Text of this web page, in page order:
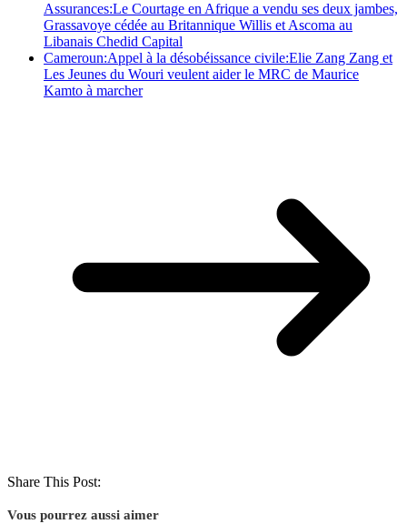
Assurances:Le Courtage en Afrique a vendu ses deux jambes,
Grassavoye cédée au Britannique Willis et Ascoma au
Libanais Chedid Capital
Cameroun:Appel à la désobéissance civile:Elie Zang Zang et
Les Jeunes du Wouri veulent aider le MRC de Maurice
Kamto à marcher
Share This Post:
Vous pourrez aussi aimer